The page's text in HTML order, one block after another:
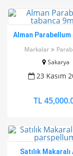
Alman Parabellum
Markalar
Sakarya
23 Kasım
TL
Satılık Makaralı